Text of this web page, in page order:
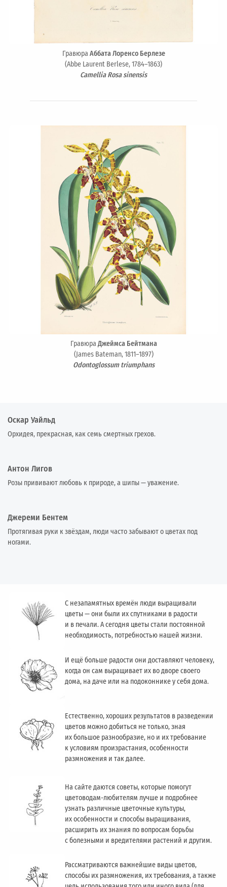
ГравюраАббата Лоренсо Берлезе
(Abbe Laurent Berlese, 1784–1863)
Camellia Rosa sinensis
ГравюраДжеймса Бейтмана
(James Bateman, 1811–1897)
Odontoglossum triumphans
Оскар Уайльд
Орхидея, прекрасная, как семь смертных грехов.
Антон Лигов
Розы прививают любовь к природе, а шипы — уважение.
Джереми Бентем
Протягивая руки к звёздам, люди часто забывают о цветах под
ногами.
С незапамятных времён люди выращивали
цветы — они были их спутниками в радости
и в печали. А сегодня цветы стали постоянной
необходимость, потребностью нашей жизни.
И ещё больше радости они доставляют человеку,
когда он сам выращивает их во дворе своего
дома, на даче или на подоконнике у себя дома.
Естественно, хороших результатов в разведении
цветов можно добиться не только, зная
их большое разнообразие, но и их требование
к условиям произрастания, особенности
размножения и так далее.
На сайте даются советы, которые помогут
цветоводам-любителям лучше и подробнее
узнать различные цветочные культуры,
их особенности и способы выращивания,
расширить их знания по вопросам борьбы
с болезными и вредителями растений и другим.
Рассматриваются важнейшие виды цветов,
способы их размножения, их требования, а также